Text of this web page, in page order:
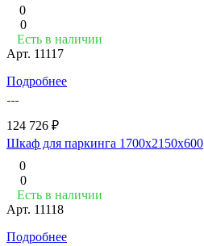
0
0
Есть в наличии
Арт. 11117
Подробнее
124 726 ₽
Шкаф для паркинга 1700х2150x600
0
0
Есть в наличии
Арт. 11118
Подробнее